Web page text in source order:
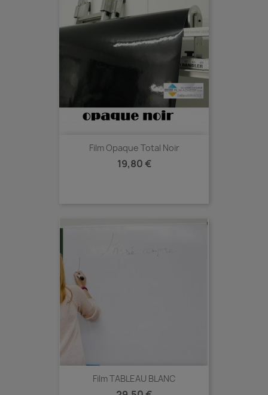
Film Opaque Total Noir
Prix
19,80 €
Film TABLEAU BLANC